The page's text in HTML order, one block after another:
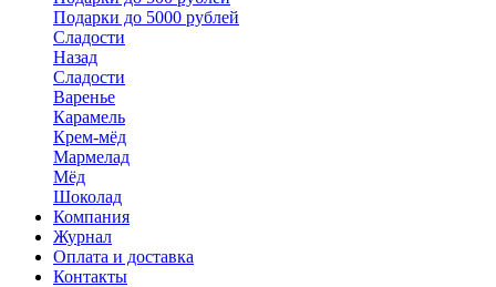
Подарки до 5000 рублей
Сладости
Назад
Сладости
Варенье
Карамель
Крем-мёд
Мармелад
Мёд
Шоколад
Компания
Журнал
Оплата и доставка
Контакты